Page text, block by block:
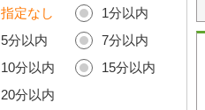
指定なし
1分以内
5分以内
7分以内
10分以内
15分以内
20分以内